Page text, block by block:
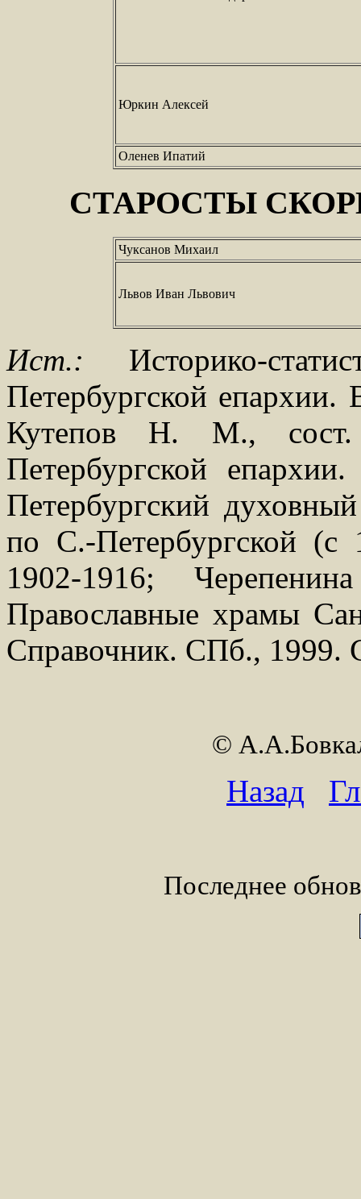
Юркин Алексей
Оленев Ипатий
СТАРОСТЫ
Чуксанов Михаил
Львов Иван Львович
Ист.: Историко-
Петербургской
Кутепов Н. М.,
Петербургской
Петербургский
по С.-Петербургской (с
1902-1916;
Православные храмы
Справочник. СПб., 1999.
©
Назад
Последнее